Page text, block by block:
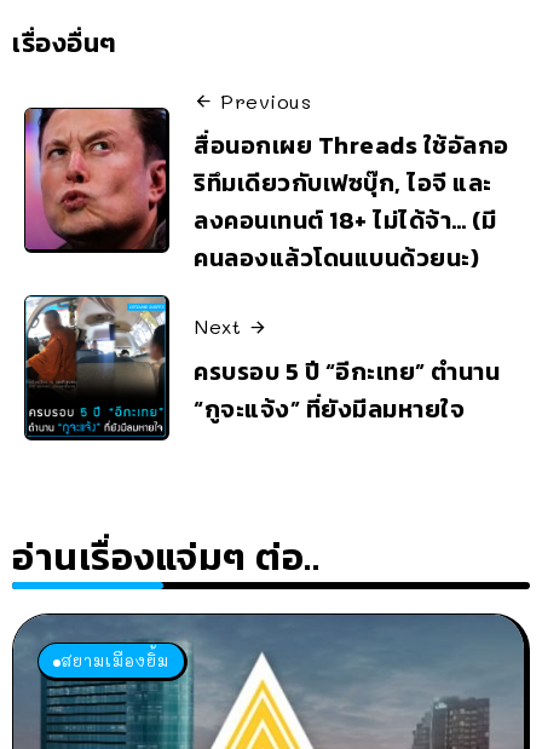
เรื่องอื่นๆ
Previous
สื่อนอกเผย Threads ใช้อัลกอ
ริทึมเดียวกับเฟซบุ๊ก, ไอจี และ
ลงคอนเทนต์ 18+ ไม่ได้จ้า… (มี
คนลองแล้วโดนแบนด้วยนะ)
Next
ครบรอบ 5 ปี “อีกะเทย” ตำนาน
“กูจะแจ้ง” ที่ยังมีลมหายใจ
อ่านเรื่องแจ่มๆ ต่อ..
สยามเมืองยิ้ม